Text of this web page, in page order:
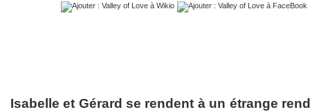
Isabelle et Gérard se rendent à un étrange